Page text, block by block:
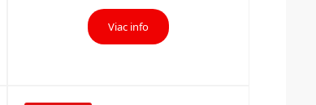
Viac info